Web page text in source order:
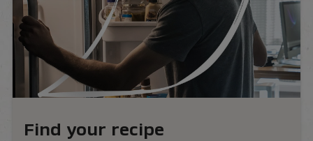
Find your recipe